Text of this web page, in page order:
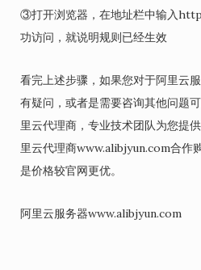
③打开浏览器，在地址栏中输入
功访问，就说明规则已经生效
看完上述步骤，如果您对于阿里云
有疑问，或者是需要咨询其他问题
里云代理商，专业技术团队为您提
里云代理商www.alibjyun.com合作
是价格较官网更优。
阿里云服务器www.alibjyun.com